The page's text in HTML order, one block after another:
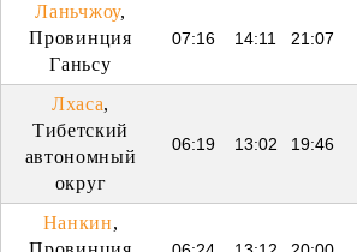
Ланьчжоу,
Провинция
Ганьсу
07:16 14:11 21:07
Лхаса,
Тибетский
автономный
округ
06:19 13:02 19:46
Нанкин,